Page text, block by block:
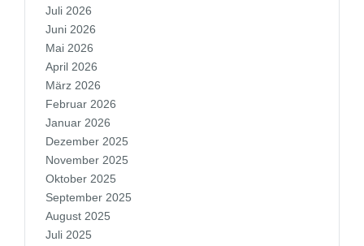
Juli 2026
Juni 2026
Mai 2026
April 2026
März 2026
Februar 2026
Januar 2026
Dezember 2025
November 2025
Oktober 2025
September 2025
August 2025
Juli 2025